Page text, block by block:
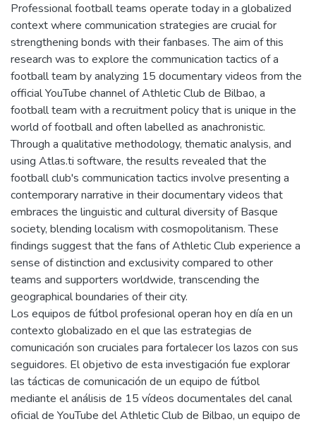
Professional football teams operate today in a globalized
context where communication strategies are crucial for
strengthening bonds with their fanbases. The aim of this
research was to explore the communication tactics of a
football team by analyzing 15 documentary videos from the
official YouTube channel of Athletic Club de Bilbao, a
football team with a recruitment policy that is unique in the
world of football and often labelled as anachronistic.
Through a qualitative methodology, thematic analysis, and
using Atlas.ti software, the results revealed that the
football club's communication tactics involve presenting a
contemporary narrative in their documentary videos that
embraces the linguistic and cultural diversity of Basque
society, blending localism with cosmopolitanism. These
findings suggest that the fans of Athletic Club experience a
sense of distinction and exclusivity compared to other
teams and supporters worldwide, transcending the
geographical boundaries of their city.
Los equipos de fútbol profesional operan hoy en día en un
contexto globalizado en el que las estrategias de
comunicación son cruciales para fortalecer los lazos con sus
seguidores. El objetivo de esta investigación fue explorar
las tácticas de comunicación de un equipo de fútbol
mediante el análisis de 15 vídeos documentales del canal
oficial de YouTube del Athletic Club de Bilbao, un equipo de